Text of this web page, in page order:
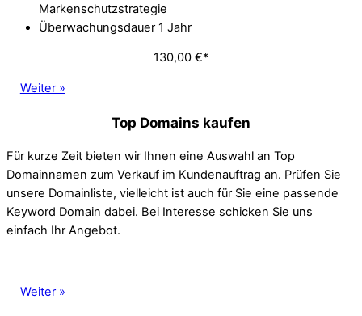
Markenschutzstrategie
Überwachungsdauer 1 Jahr
130,00 €*
Weiter »
Top Domains kaufen
Für kurze Zeit bieten wir Ihnen eine Auswahl an Top
Domainnamen zum Verkauf im Kundenauftrag an. Prüfen Sie
unsere Domainliste, vielleicht ist auch für Sie eine passende
Keyword Domain dabei. Bei Interesse schicken Sie uns
einfach Ihr Angebot.
Weiter »